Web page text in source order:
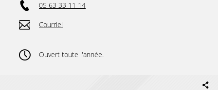
05 63 33 11 14
Courriel
Ouvert toute l'année.